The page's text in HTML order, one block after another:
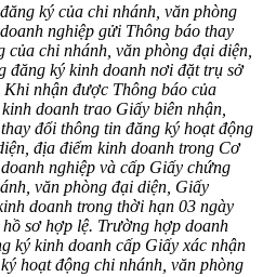
ký của chi nhánh, văn phòng
nghiệp gửi Thông báo thay
chi nhánh, văn phòng đại diện,
đăng ký kinh doanh nơi đặt trụ sở
nhận được Thông báo của
doanh trao Giấy biên nhận,
đổi thông tin đăng ký hoạt động
địa điểm kinh doanh trong Cơ
nghiệp và cấp Giấy chứng
văn phòng đại diện, Giấy
doanh trong thời hạn 03 ngày
sơ hợp lệ. Trường hợp doanh
ký kinh doanh cấp Giấy xác nhận
hoạt động chi nhánh, văn phòng